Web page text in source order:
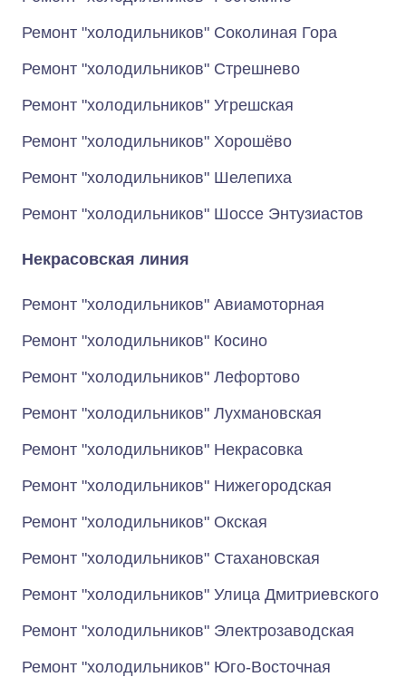
Ремонт "холодильников" Соколиная Гора
Ремонт "холодильников" Стрешнево
Ремонт "холодильников" Угрешская
Ремонт "холодильников" Хорошёво
Ремонт "холодильников" Шелепиха
Ремонт "холодильников" Шоссе Энтузиастов
Некрасовская линия
Ремонт "холодильников" Авиамоторная
Ремонт "холодильников" Косино
Ремонт "холодильников" Лефортово
Ремонт "холодильников" Лухмановская
Ремонт "холодильников" Некрасовка
Ремонт "холодильников" Нижегородская
Ремонт "холодильников" Окская
Ремонт "холодильников" Стахановская
Ремонт "холодильников" Улица Дмитриевского
Ремонт "холодильников" Электрозаводская
Ремонт "холодильников" Юго-Восточная